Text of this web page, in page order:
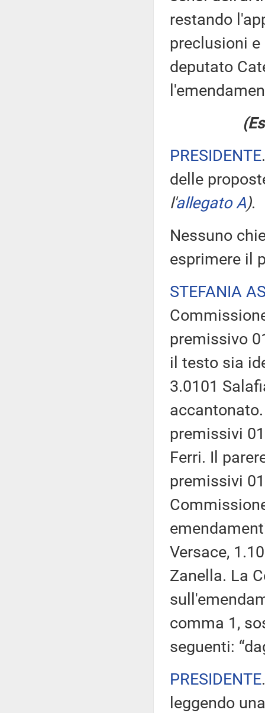
restando
preclusioni
deputato
PRESIDENTE
delle
l'allegato A).
Nessuno
esprimere il
STEFANIA
premissivo
il testo sia
3.0101
premissivi
Ferri. Il
premissivi
Versace,
Zanella. La
comma 1,
seguenti:
PRESIDENTE
leggendo